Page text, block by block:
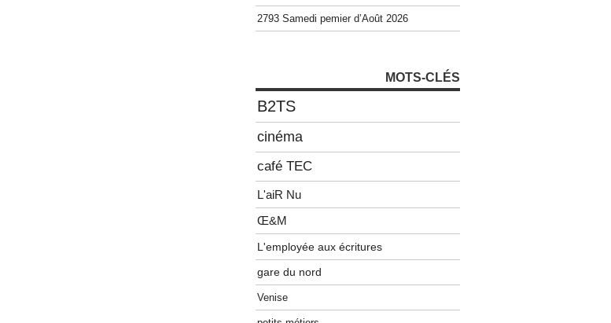
2793 Samedi pemier d’Août 2026
MOTS-CLÉS
B2TS
cinéma
café TEC
L'aiR Nu
Œ&M
L'employée aux écritures
gare du nord
Venise